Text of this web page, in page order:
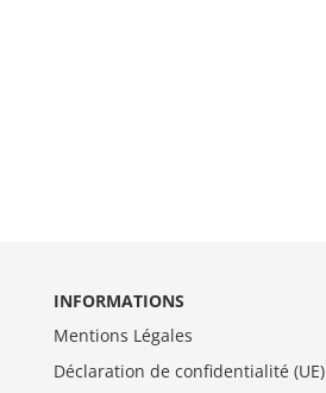
INFORMATIONS
Mentions Légales
Déclaration de confidentialité (UE)